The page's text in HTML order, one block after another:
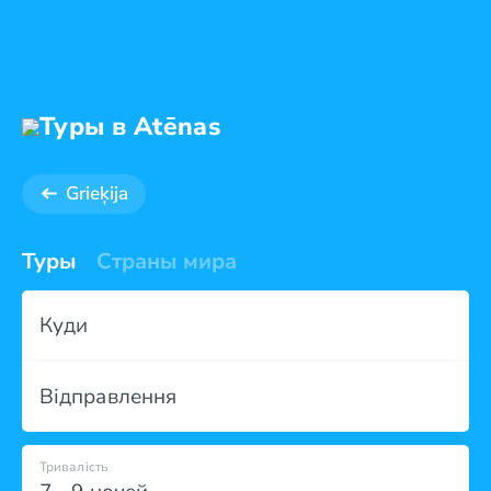
Туры в Atēnas
Grieķija
Туры Страны мира
Куди
Відправлення
Тривалість